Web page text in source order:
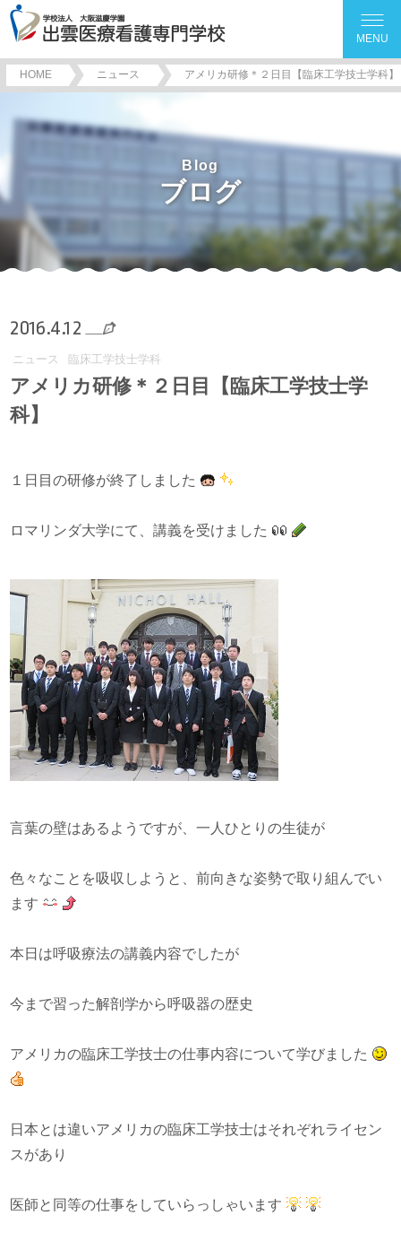
MENU
HOME ニュース アメリカ研修＊２日目【臨床工学技士学科】
Blog
ブログ
2016.4.12
ニュース 臨床工学技士学科
アメリカ研修＊２日目【臨床工学技士学
科】
１日目の研修が終了しました
ロマリンダ大学にて、講義を受けました
言葉の壁はあるようですが、一人ひとりの生徒が
色々なことを吸収しようと、前向きな姿勢で取り組んでい
ます
本日は呼吸療法の講義内容でしたが
今まで習った解剖学から呼吸器の歴史
アメリカの臨床工学技士の仕事内容について学びました
日本とは違いアメリカの臨床工学技士はそれぞれライセン
スがあり
医師と同等の仕事をしていらっしゃいます